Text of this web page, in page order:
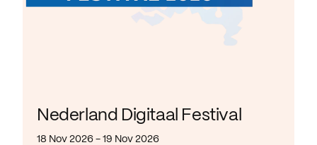
Nederland Digitaal Festival
18 Nov 2026 - 19 Nov 2026